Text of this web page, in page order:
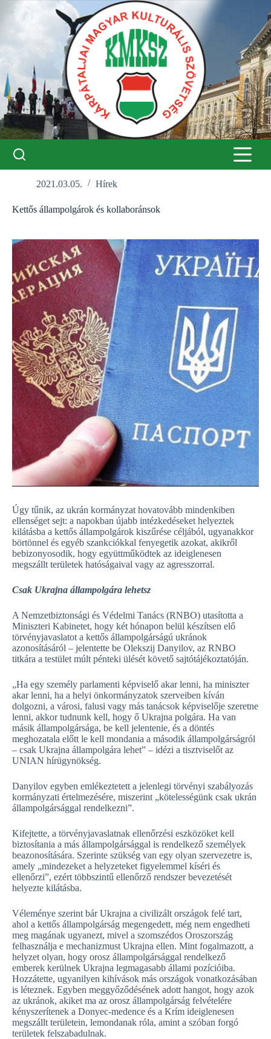
2021.03.05. Hírek
Kettős állampolgárok és kollaboránsok
Úgy tűnik, az ukrán kormányzat hovatovább mindenkiben
ellenséget sejt: a napokban újabb intézkedéseket helyeztek
kilátásba a kettős állampolgárok kiszűrése céljából, ugyanakkor
börtönnel és egyéb szankciókkal fenyegetik azokat, akikről
bebizonyosodik, hogy együttműködtek az ideiglenesen
megszállt területek hatóságaival vagy az agresszorral.
Csak Ukrajna állampolgára lehetsz
A Nemzetbiztonsági és Védelmi Tanács (RNBO) utasította a
Miniszteri Kabinetet, hogy két hónapon belül készítsen elő
törvényjavaslatot a kettős állampolgárságú ukránok
azonosításáról – jelentette be Olekszij Danyilov, az RNBO
titkára a testület múlt pénteki ülését követő sajtótájékoztatóján.
„Ha egy személy parlamenti képviselő akar lenni, ha miniszter
akar lenni, ha a helyi önkormányzatok szerveiben kíván
dolgozni, a városi, falusi vagy más tanácsok képviselője szeretne
lenni, akkor tudnunk kell, hogy ő Ukrajna polgára. Ha van
másik állampolgársága, be kell jelentenie, és a döntés
meghozatala előtt le kell mondania a második állampolgárságról
– csak Ukrajna állampolgára lehet” – idézi a tisztviselőt az
UNIAN hírügynökség.
Danyilov egyben emlékeztetett a jelenlegi törvényi szabályozás
kormányzati értelmezésére, miszerint „kötelességünk csak ukrán
állampolgársággal rendelkezni”.
Kifejtette, a törvényjavaslatnak ellenőrzési eszközöket kell
biztosítania a más állampolgársággal is rendelkező személyek
beazonosítására. Szerinte szükség van egy olyan szervezetre is,
amely „mindezeket a helyzeteket figyelemmel kíséri és
ellenőrzi”, ezért többszintű ellenőrző rendszer bevezetését
helyezte kilátásba.
Véleménye szerint bár Ukrajna a civilizált országok felé tart,
ahol a kettős állampolgárság megengedett, még nem engedheti
meg magának ugyanezt, mivel a szomszédos Oroszország
felhasználja e mechanizmust Ukrajna ellen. Mint fogalmazott, a
helyzet olyan, hogy orosz állampolgársággal rendelkező
emberek kerülnek Ukrajna legmagasabb állami pozícióiba.
Hozzátette, ugyanilyen kihívások más országok vonatkozásában
is léteznek. Egyben meggyőződésének adott hangot, hogy azok
az ukránok, akiket ma az orosz állampolgárság felvételére
kényszerítenek a Donyec-medence és a Krím ideiglenesen
megszállt területein, lemondanak róla, amint a szóban forgó
területek felszabadulnak.